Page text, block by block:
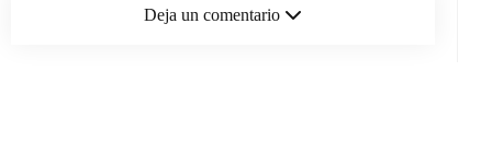
Deja un comentario